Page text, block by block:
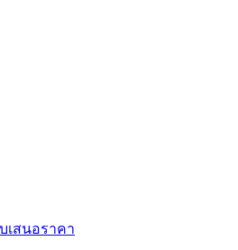
เสนอราคา